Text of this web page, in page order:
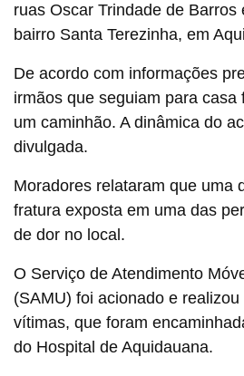
ruas Oscar Trindade de Barros
bairro Santa Terezinha, em
De acordo com informações
irmãos que seguiam para casa
um caminhão. A dinâmica do
divulgada.
Moradores relataram que uma
fratura exposta em uma das
de dor no local.
O Serviço de Atendimento
(SAMU) foi acionado e
vítimas, que foram
do Hospital de Aquidauana.